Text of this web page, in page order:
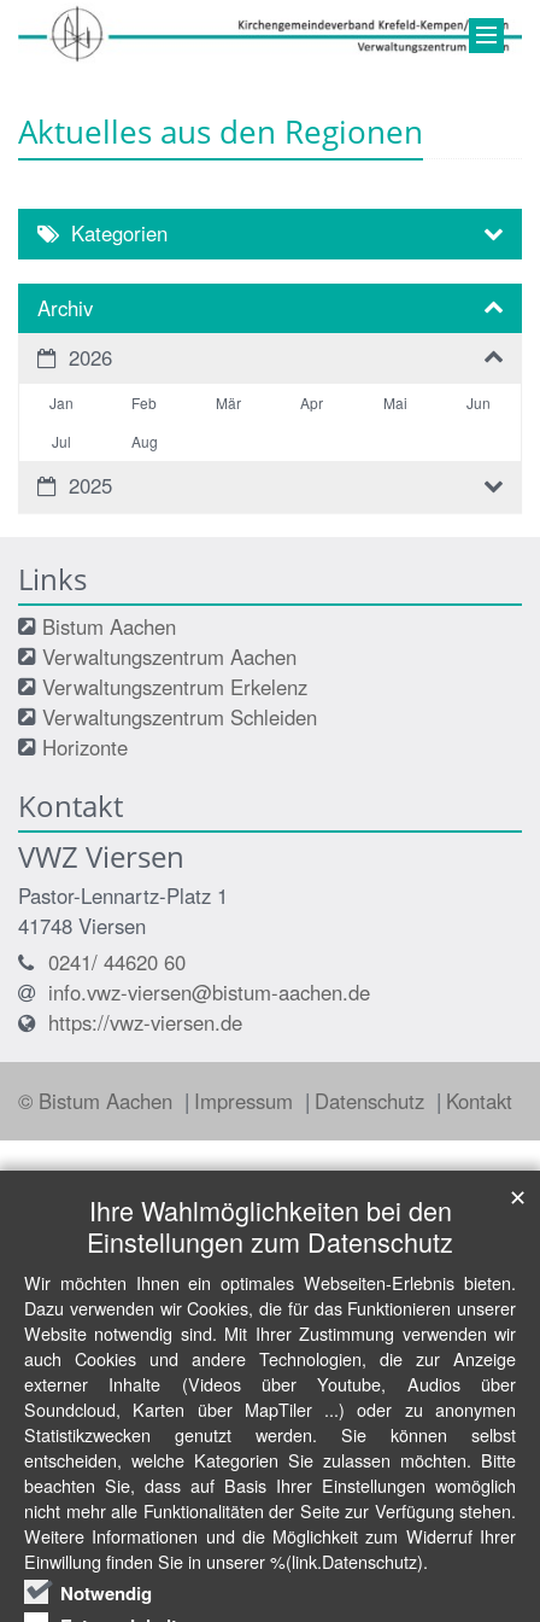
Aktuelles aus den Regionen
Kategorien
Archiv
2026
Jan Feb Mär Apr Mai
Jun
Jul
Aug
2025
Links
Bistum Aachen
Verwaltungszentrum Aachen
Verwaltungszentrum Erkelenz
Verwaltungszentrum Schleiden
Horizonte
Kontakt
VWZ Viersen
Pastor-Lennartz-Platz 1
41748 Viersen
0241/ 44620 60
info.vwz-viersen@bistum-aachen.de
https://vwz-viersen.de
© Bistum Aachen Impressum Datenschutz Kontakt
Ihre Wahlmöglichkeiten bei den
Einstellungen zum Datenschutz
Wir möchten Ihnen ein optimales Webseiten-Erlebnis bieten.
Dazu verwenden wir Cookies, die für das Funktionieren unserer
Website notwendig sind. Mit Ihrer Zustimmung verwenden wir
auch Cookies und andere Technologien, die zur Anzeige
externer Inhalte (Videos über Youtube, Audios über
Soundcloud, Karten über MapTiler ...) oder zu anonymen
Statistikzwecken genutzt werden. Sie können selbst
entscheiden, welche Kategorien Sie zulassen möchten. Bitte
beachten Sie, dass auf Basis Ihrer Einstellungen womöglich
nicht mehr alle Funktionalitäten der Seite zur Verfügung stehen.
Weitere Informationen und die Möglichkeit zum Widerruf Ihrer
Einwillung finden Sie in unserer %(link.Datenschutz).
Notwendig
✕